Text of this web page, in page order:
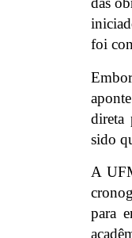
foi
direta
sido
A
para